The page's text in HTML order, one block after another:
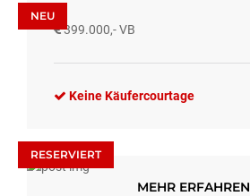
399.000,- VB
Keine Käufercourtage
RESERVIERT
NEU
MEHR ERFAHREN